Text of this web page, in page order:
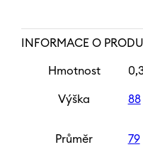
INFORMACE O
Hmotnost
Výška 88
Průměr 79